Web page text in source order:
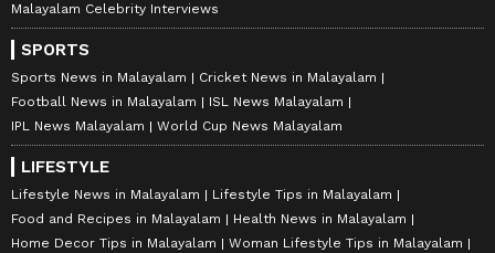
Malayalam Celebrity Interviews
SPORTS
Sports News in Malayalam
Cricket News in Malayalam
Football News in Malayalam
ISL News Malayalam
IPL News Malayalam
World Cup News Malayalam
LIFESTYLE
Lifestyle News in Malayalam
Lifestyle Tips in Malayalam
Food and Recipes in Malayalam
Health News in Malayalam
Home Decor Tips in Malayalam
Woman Lifestyle Tips in Malayalam